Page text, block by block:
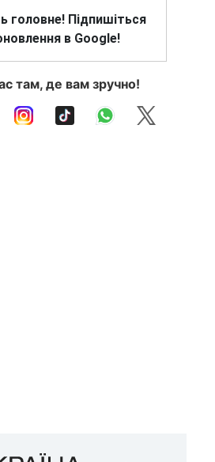
головне! Підпишіться
в Google!
там, де вам зручно!